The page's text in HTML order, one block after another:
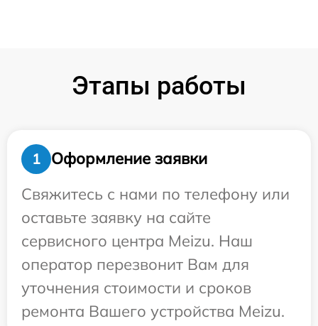
Этапы работы
1
Оформление заявки
Свяжитесь с нами по телефону или
оставьте заявку на сайте
сервисного центра Meizu. Наш
оператор перезвонит Вам для
уточнения стоимости и сроков
ремонта Вашего устройства Meizu.